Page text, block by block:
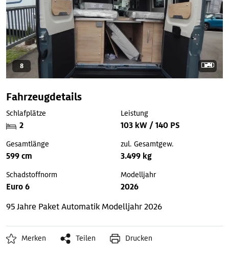
8
Fahrzeugdetails
Schlafplätze
2
Leistung
103 kW / 140 PS
Gesamtlänge
599 cm
zul. Gesamtgew.
3.499 kg
Schadstoffnorm
Euro 6
Modelljahr
2026
95 Jahre PaketAutomatikModelljahr 2026
Merken Teilen Drucken